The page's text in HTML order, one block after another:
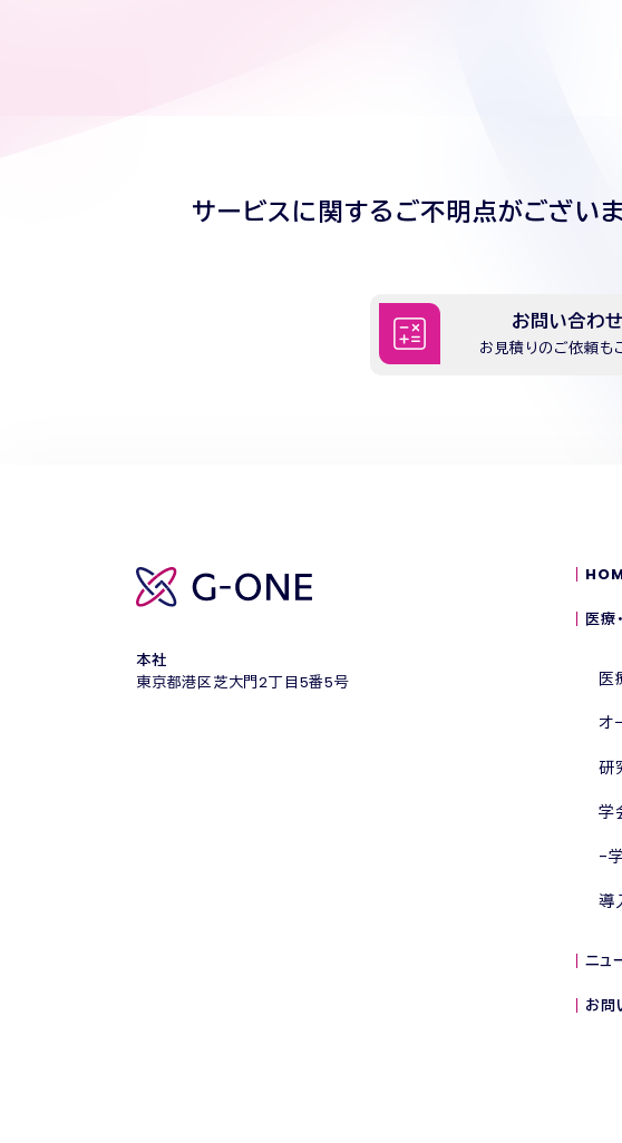
サービスに関するご不明点がござい
お問い合わせ
お見積りのご依頼も
本社
東京都港区芝大門2丁目5番5号
医療
医
オ
研
学
導
ニュ
お問